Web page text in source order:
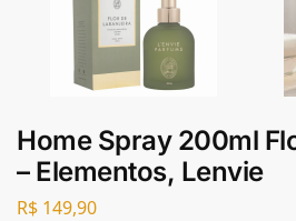
Home Spray 200ml
– Elementos, Lenvie
R$ 149,90